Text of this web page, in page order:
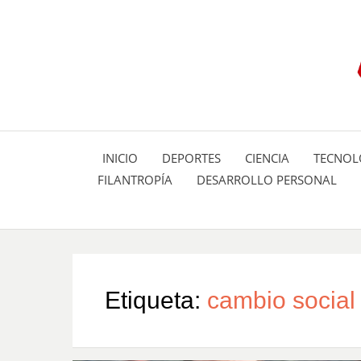
INICIO DEPORTES CIENCIA
FILANTROPÍA
DESARROLLO PERSONAL
Etiqueta: cambio social